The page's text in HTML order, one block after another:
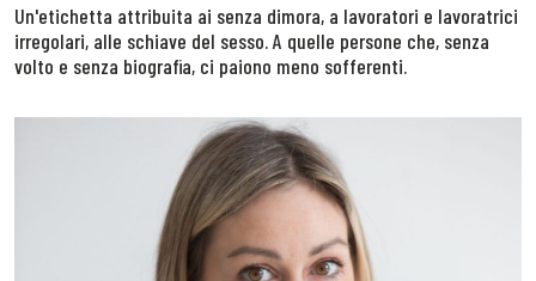
Un'etichetta attribuita ai senza dimora, a lavoratori e lavoratrici
irregolari, alle schiave del sesso. A quelle persone che, senza
volto e senza biografia, ci paiono meno sofferenti.